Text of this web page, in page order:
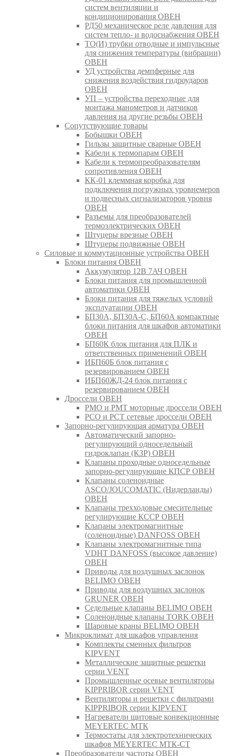
систем вентиляции и
кондиционирования ОВЕН
РД50 механическое реле давления для
систем тепло- и водоснабжения ОВЕН
ТО(И) трубки отводные и импульсные
для снижения температуры (вибрации)
ОВЕН
УД устройства демпферные для
снижения воздействия гидроударов
ОВЕН
УП – устройства переходные для
монтажа манометров и датчиков
давления на другие резьбы ОВЕН
Сопутствующие товары
Бобышки ОВЕН
Гильзы защитные сварные ОВЕН
Кабели к термопарам ОВЕН
Кабели к термопреобразователям
сопротивления ОВЕН
КК-01 клеммная коробка для
подключения погружных уровнемеров
и подвесных сигнализаторов уровня
ОВЕН
Разъемы для преобразователей
термоэлектрических ОВЕН
Штуцеры врезные ОВЕН
Штуцеры подвижные ОВЕН
Силовые и коммутационные устройства ОВЕН
Блоки питания ОВЕН
Аккумулятор 12В 7АЧ ОВЕН
Блоки питания для промышленной
автоматики ОВЕН
Блоки питания для тяжелых условий
эксплуатации ОВЕН
БП30А, БП30А-С, БП60А компактные
блоки питания для шкафов автоматики
ОВЕН
БП60К блок питания для ПЛК и
ответственных применений ОВЕН
ИБП60Б блок питания с
резервированием ОВЕН
ИБП60ЖД-24 блок питания с
резервированием ОВЕН
Дроссели ОВЕН
РМО и РМТ моторные дроссели ОВЕН
РСО и РСТ сетевые дроссели ОВЕН
Запорно-регулирующая арматура ОВЕН
Автоматический запорно-
регулирующий односедельный
гидроклапан (КЗР) ОВЕН
Клапаны проходные односедельные
запорно-регулирующие КПСР ОВЕН
Клапаны соленоидные
ASCO/JOUCOMATIC (Нидерланды)
ОВЕН
Клапаны трехходовые смесительные
регулирующие КССР ОВЕН
Клапаны электромагнитные
(соленоидные) DANFOSS ОВЕН
Клапаны электромагнитные типа
VDHT DANFOSS (высокое давление)
ОВЕН
Приводы для воздушных заслонок
BELIMO ОВЕН
Приводы для воздушных заслонок
GRUNER ОВЕН
Седельные клапаны BELIMO ОВЕН
Соленоидные клапаны TORK ОВЕН
Шаровые краны BELIMO ОВЕН
Микроклимат для шкафов управления
Комплекты сменных фильтров
KIPVENT
Металлические защитные решетки
серии VENT
Промышленные осевые вентиляторы
KIPPRIBOR серии VENT
Вентиляторы и решетки с фильтрами
KIPPRIBOR серии KIPVENT
Нагреватели щитовые конвекционные
MEYERTEC МТК
Термостаты для электротехнических
шкафов MEYERTEC МТК-СТ
Преобразователи частоты ОВЕН